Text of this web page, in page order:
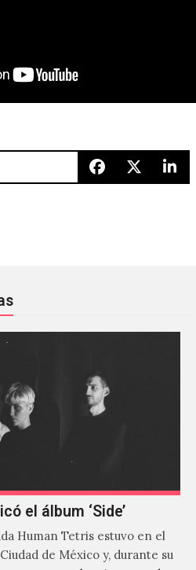
el álbum ‘Side’
Human Tetris estuvo en el
de México y, durante su